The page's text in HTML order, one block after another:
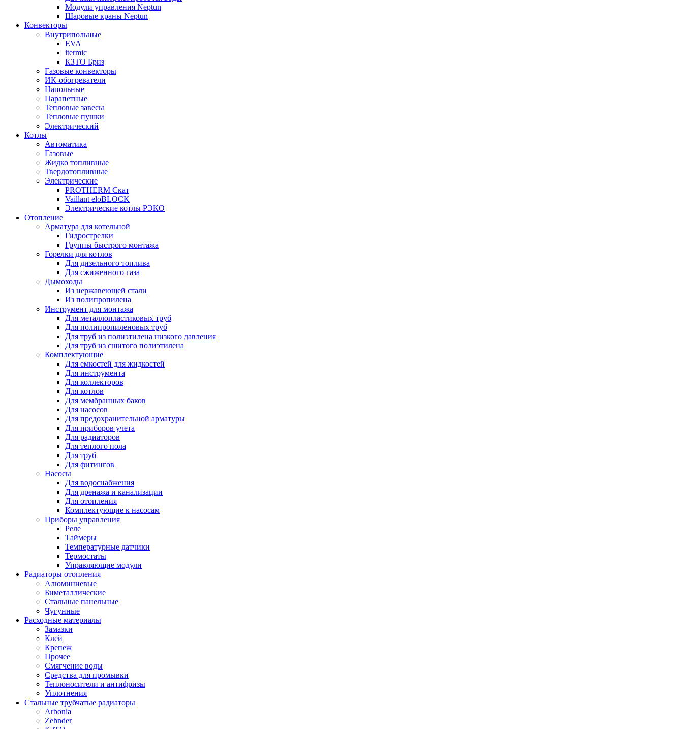
Модули управления Neptun
Шаровые краны Neptun
Конвекторы
Внутрипольные
EVA
itermic
КЗТО Бриз
Газовые конвекторы
ИК-обогреватели
Напольные
Парапетные
Тепловые завесы
Тепловые пушки
Электрический
Котлы
Автоматика
Газовые
Жидко топливные
Твердотопливные
Электрические
PROTHERM Скат
Vaillant eloBLOCK
Электрические котлы РЭКО
Отопление
Арматура для котельной
Гидрострелки
Группы быстрого монтажа
Горелки для котлов
Для дизельного топлива
Для сжиженного газа
Дымоходы
Из нержавеющей стали
Из полипропилена
Инструмент для монтажа
Для металлопластиковых труб
Для полипропиленовых труб
Для труб из полиэтилена низкого давления
Для труб из сшитого полиэтилена
Комплектующие
Для емкостей для жидкостей
Для инструмента
Для коллекторов
Для котлов
Для мембранных баков
Для насосов
Для предохранительной арматуры
Для приборов учета
Для радиаторов
Для теплого пола
Для труб
Для фитингов
Насосы
Для водоснабжения
Для дренажа и канализации
Для отопления
Комплектующие к насосам
Приборы управления
Реле
Таймеры
Температурные датчики
Термостаты
Управляющие модули
Радиаторы отопления
Алюминиевые
Биметаллические
Стальные панельные
Чугунные
Расходные материалы
Замазки
Клей
Крепеж
Прочее
Смягчение воды
Средства для промывки
Теплоносители и антифризы
Уплотнения
Стальные трубчатые радиаторы
Arbonia
Zehnder